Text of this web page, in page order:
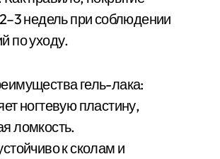
недель при соблюдении
по уходу.
гель-лака:
ногтевую пластину,
ломкость.
к сколам и